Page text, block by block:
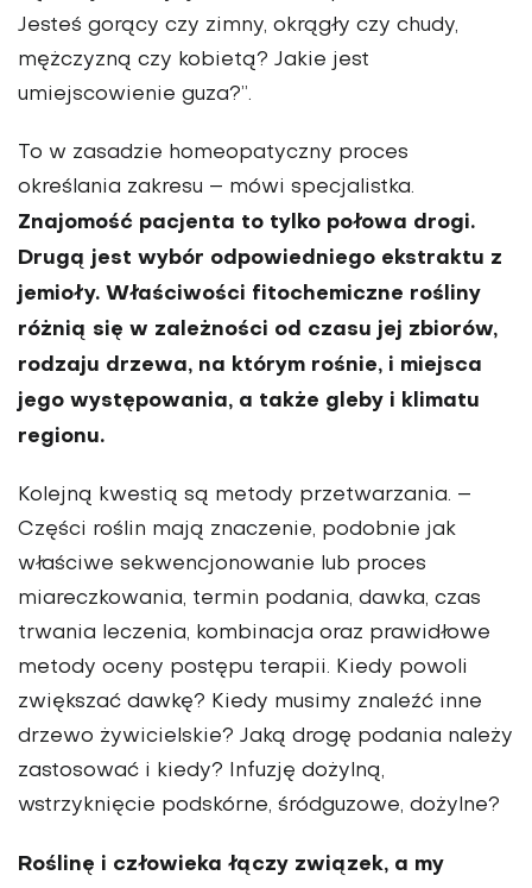
Jesteś gorący czy zimny, okrągły czy chudy,
mężczyzną czy kobietą? Jakie jest
umiejscowienie guza?”.
To w zasadzie homeopatyczny proces
określania zakresu – mówi specjalistka.
Znajomość pacjenta to tylko połowa drogi.
Drugą jest wybór odpowiedniego ekstraktu z
jemioły. Właściwości fitochemiczne rośliny
różnią się w zależności od czasu jej zbiorów,
rodzaju drzewa, na którym rośnie, i miejsca
jego występowania, a także gleby i klimatu
regionu.
Kolejną kwestią są metody przetwarzania. –
Części roślin mają znaczenie, podobnie jak
właściwe sekwencjonowanie lub proces
miareczkowania, termin podania, dawka, czas
trwania leczenia, kombinacja oraz prawidłowe
metody oceny postępu terapii. Kiedy powoli
zwiększać dawkę? Kiedy musimy znaleźć inne
drzewo żywicielskie? Jaką drogę podania należy
zastosować i kiedy? Infuzję dożylną,
wstrzyknięcie podskórne, śródguzowe, dożylne?
Roślinę i człowieka łączy związek, a my